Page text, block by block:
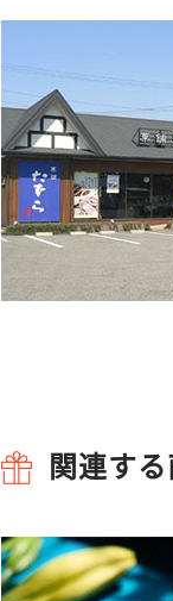
関連す